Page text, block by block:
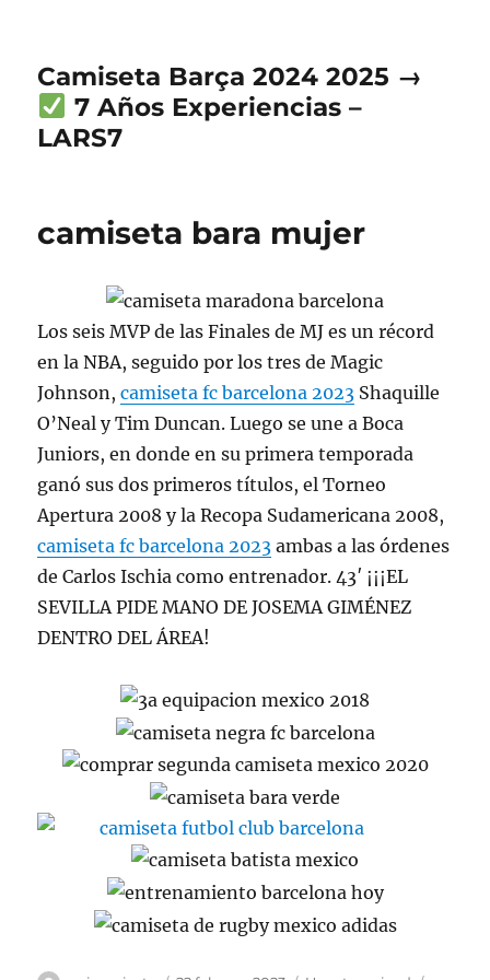
Camiseta Barça 2024 2025 →
7 Años Experiencias –
LARS7
camiseta bara mujer
Los seis MVP de las Finales de MJ es un récord
en la NBA, seguido por los tres de Magic
Johnson,camiseta fc barcelona 2023 Shaquille
O’Neal y Tim Duncan. Luego se une a Boca
Juniors, en donde en su primera temporada
ganó sus dos primeros títulos, el Torneo
Apertura 2008 y la Recopa Sudamericana 2008,
camiseta fc barcelona 2023 ambas a las órdenes
de Carlos Ischia como entrenador. 43′ ¡¡¡EL
SEVILLA PIDE MANO DE JOSEMA GIMÉNEZ
DENTRO DEL ÁREA!